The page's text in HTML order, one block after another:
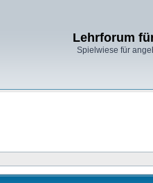
Lehrforum
Spielwiese für